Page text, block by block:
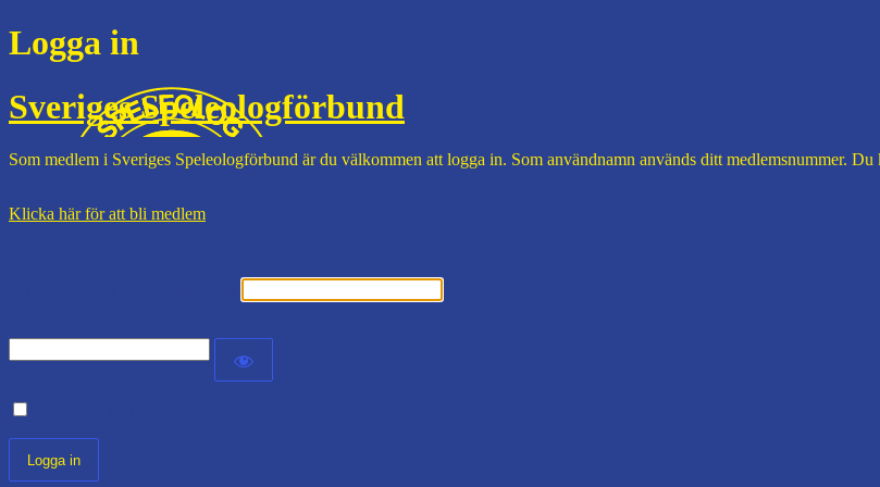
Logga in
Sveriges Speleologförbund
Som medlem i Sveriges Speleologförbund är du välkommen att logga in. Som användnamn används ditt medlemsnummer. Du
Klicka här för att bli medlem